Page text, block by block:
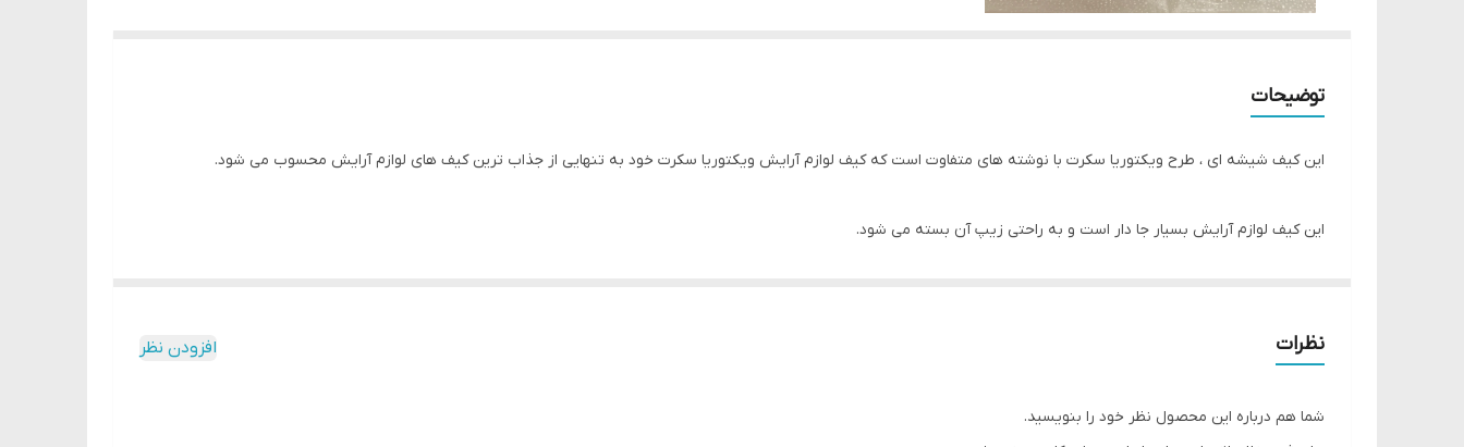
توضیحات
این کیف شیشه ای ، طرح ویکتوریا سکرت با نوشته های متفاوت است که کیف لوازم آرایش ویکتوریا سکرت خود به تنهایی از جذاب ترین کیف های لوازم آرایش محسوب می شود.
این کیف لوازم آرایش بسیار جا دار است و به راحتی زیپ آن بسته می شود.
مشکل ما با اکثر کیف های لوازم آرایش این است که هنگام کثیف شدن باید شسته شوند و باز هم امکان باقی ماندن لک بر روی آن هست ولی با داشتن این کیف شیشه ای کافی است با یک
نظرات افزودن نظر
شما هم درباره این محصول نظر خود را بنویسید.